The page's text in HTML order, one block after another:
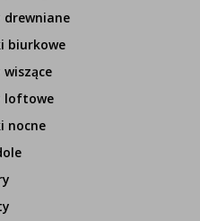
drewniane
biurkowe
wiszące
loftowe
nocne